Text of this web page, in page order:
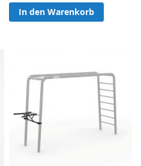
In den Warenkorb